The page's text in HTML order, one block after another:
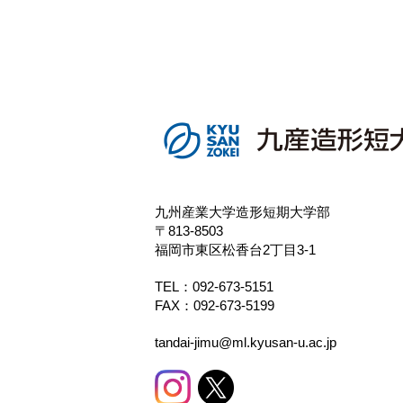
九州産業大学造形短期大学部
〒813-8503
福岡市東区松香台2丁目3-1
TEL： 092-673-5151
FAX：092-673-5199
tandai-jimu@ml.kyusan-u.ac.jp